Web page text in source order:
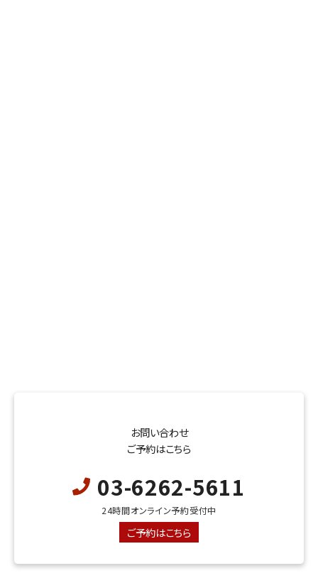
お問い合わせ
ご予約はこちら
03-6262-5611
24時間オンライン予約受付中
ご予約はこちら